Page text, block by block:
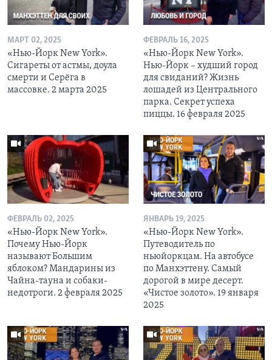
МАРТ 02, 2025
«Нью-Йорк New York».
Сигареты от астмы, доула
смерти и Серёга в
массовке. 2 марта 2025
ФЕВРАЛЬ 16, 2025
«Нью-Йорк New York».
Нью-Йорк – худший город
для свиданий? Жизнь
лошадей из Центрального
парка. Секрет успеха
пиццы. 16 февраля 2025
ФЕВРАЛЬ 02, 2025
«Нью-Йорк New York».
Почему Нью-Йорк
называют Большим
яблоком? Мандарины из
Чайна-тауна и собаки-
недотроги. 2 февраля 2025
ЯНВАРЬ 19, 2025
«Нью-Йорк New York».
Путеводитель по
ньюйоркцам. На автобусе
по Манхэттену. Самый
дорогой в мире десерт.
«Чистое золото». 19 января
2025